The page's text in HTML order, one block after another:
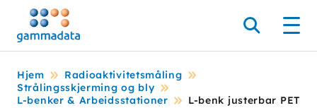
Hopp
hovedinnholdett
Søk
Hjem
Radioaktivitetsmåling
Strålingsskjerming og bly
L-benker & Arbeidsstationer
L-benk justerbar PET